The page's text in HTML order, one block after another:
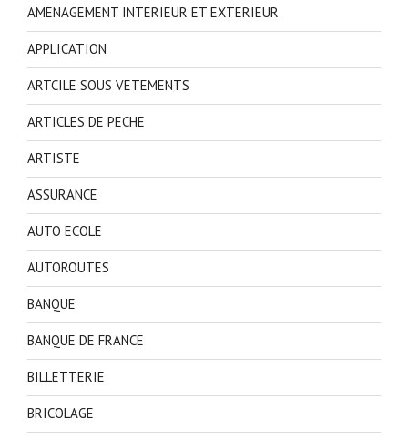
AMENAGEMENT INTERIEUR ET EXTERIEUR
APPLICATION
ARTCILE SOUS VETEMENTS
ARTICLES DE PECHE
ARTISTE
ASSURANCE
AUTO ECOLE
AUTOROUTES
BANQUE
BANQUE DE FRANCE
BILLETTERIE
BRICOLAGE